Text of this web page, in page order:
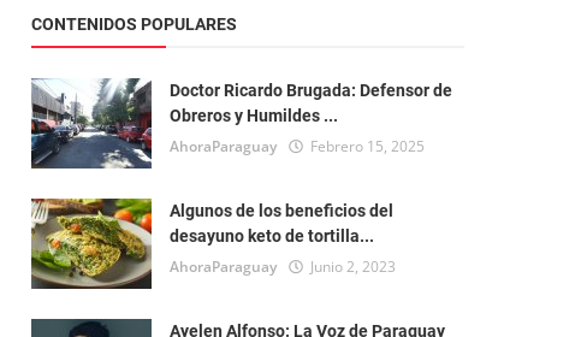
CONTENIDOS POPULARES
Doctor Ricardo Brugada: Defensor de
Obreros y Humildes ...
AhoraParaguay Febrero 15, 2025
Algunos de los beneficios del
desayuno keto de tortilla...
AhoraParaguay Junio 2, 2023
Ayelen Alfonso: La Voz de Paraguay